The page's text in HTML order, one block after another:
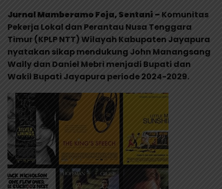
Jurnal Mamberamo Foja, Sentani – Komunitas
Pekerja Lokal dan Perantau Nusa Tenggara
Timur (KPLP NTT) Wilayah Kabupaten Jayapura
nyatakan sikap mendukung John Manangsang
Wally dan Daniel Mebri menjadi Bupati dan
Wakil Bupati Jayapura periode 2024-2029.